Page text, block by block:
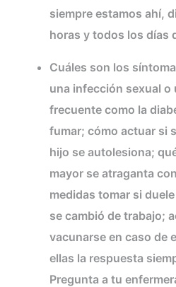
siempre estamos ahí,
horas y todos los días
Cuáles son los
una infección sexual o
frecuente como la
fumar; cómo actuar si
hijo se autolesiona;
mayor se atraganta
medidas tomar si
se cambió de trabajo;
vacunarse en caso de
ellas la respuesta
Pregunta a tu